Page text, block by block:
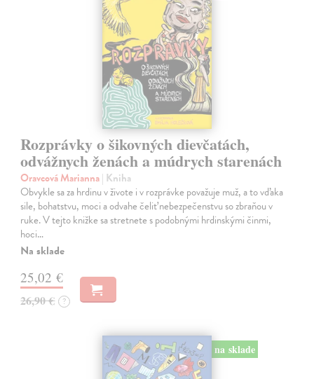
Rozprávky o šikovných dievčatách,
odvážnych ženách a múdrych starenách
Oravcová Marianna| Kniha
Obvykle sa za hrdinu v živote i v rozprávke považuje muž, a to vďaka
sile, bohatstvu, moci a odvahe čeliť nebezpečenstvu so zbraňou v
ruke. V tejto knižke sa stretnete s podobnými hrdinskými činmi,
hoci…
Na sklade
25,02 €
26,90 € ?
na sklade